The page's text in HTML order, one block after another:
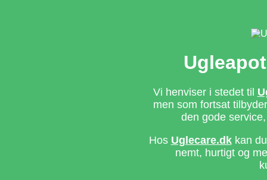
Vi henviser i stedet til
men som fortsat
den gode
Hos Uglecare.dkkan du
nemt, hurtigt og